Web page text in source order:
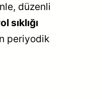
düzenli
sıklığı
periyodik